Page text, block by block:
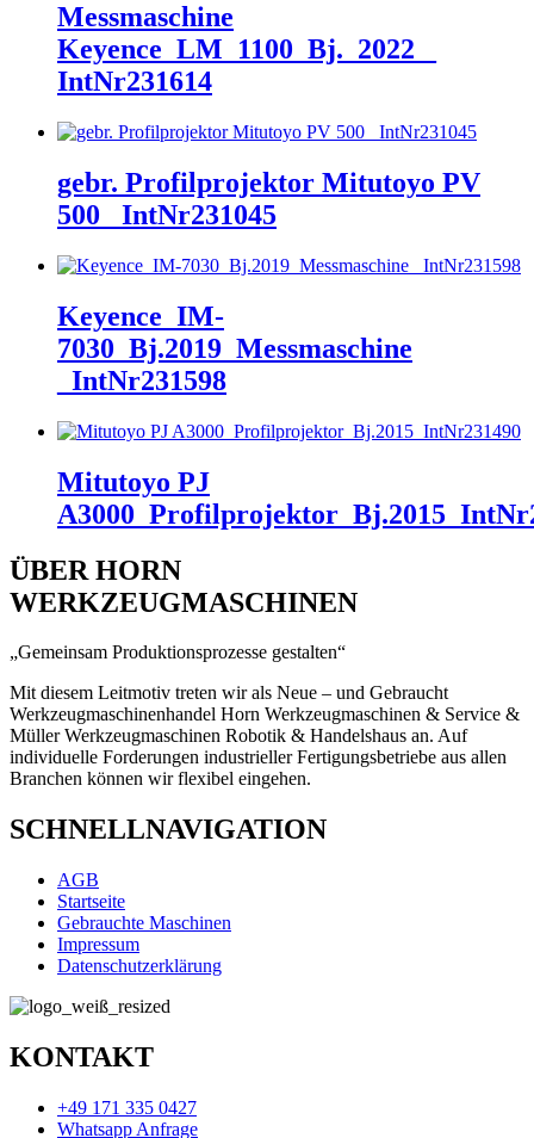
Messmaschine
Keyence_LM_1100_Bj._2022 _
IntNr231614
gebr. Profilprojektor Mitutoyo PV
500 _IntNr231045
Keyence_IM-
7030_Bj.2019_Messmaschine
_IntNr231598
Mitutoyo PJ
ÜBER HORN
WERKZEUGMASCHINEN
„Gemeinsam Produktionsprozesse gestalten“
Mit diesem Leitmotiv treten wir als Neue – und Gebraucht
Werkzeugmaschinenhandel Horn Werkzeugmaschinen & Service &
Müller Werkzeugmaschinen Robotik & Handelshaus an. Auf
individuelle Forderungen industrieller Fertigungsbetriebe aus allen
Branchen können wirflexibel eingehen.
SCHNELLNAVIGATION
AGB
Startseite
Gebrauchte Maschinen
Impressum
Datenschutzerklärung
KONTAKT
+49 171 335 0427
Whatsapp Anfrage